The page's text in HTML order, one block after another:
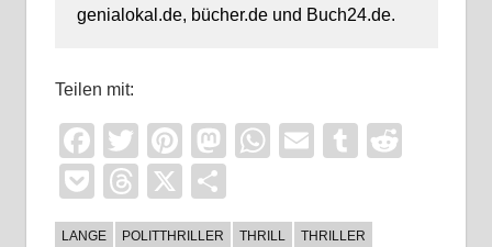
genialokal.de, bücher.de und Buch24.de.
Teilen mit:
Facebook
TwitterPinterest
Mastodon
WhatsApp
EmailTumblr
PocketThreads
X
LANGE POLITTHRILLER THRILL THRILLER